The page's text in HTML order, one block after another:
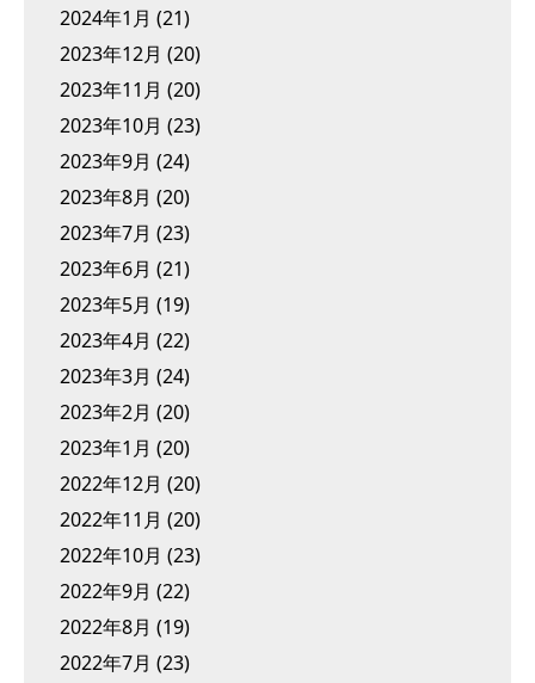
2024年1月 (21)
2023年12月 (20)
2023年11月 (20)
2023年10月 (23)
2023年9月 (24)
2023年8月 (20)
2023年7月 (23)
2023年6月 (21)
2023年5月 (19)
2023年4月 (22)
2023年3月 (24)
2023年2月 (20)
2023年1月 (20)
2022年12月 (20)
2022年11月 (20)
2022年10月 (23)
2022年9月 (22)
2022年8月 (19)
2022年7月 (23)